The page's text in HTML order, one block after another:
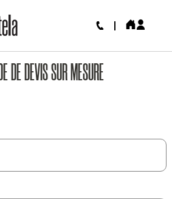
DE DEVIS SUR MESURE